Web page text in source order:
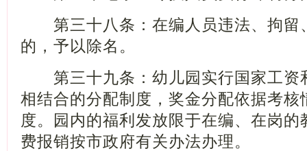
第三十八条：在编人员违法、拘留
的，予以除名。
第三十九条：幼儿园实行国家工资
相结合的分配制度，奖金分配依据考核
度。园内的福利发放限于在编、在岗
费报销按市政府有关办法办理。